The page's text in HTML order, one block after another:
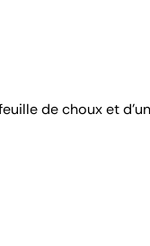
de choux et